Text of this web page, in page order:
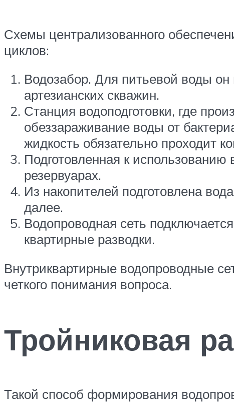
Схемы централизованного
циклов:
Водозабор. Для питьевой воды
артезианских скважин.
Станция водоподготовки, где
обеззараживание воды от
жидкость обязательно проходит
Подготовленная к
резервуарах.
Из накопителей подготовлена
далее.
Водопроводная сеть
квартирные разводки.
Внутриквартирные водопроводные
четкого понимания вопроса.
Тройниковая
Такой способ формирования